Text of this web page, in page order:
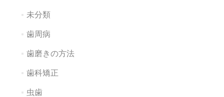
未分類
歯周病
歯磨きの方法
歯科矯正
虫歯